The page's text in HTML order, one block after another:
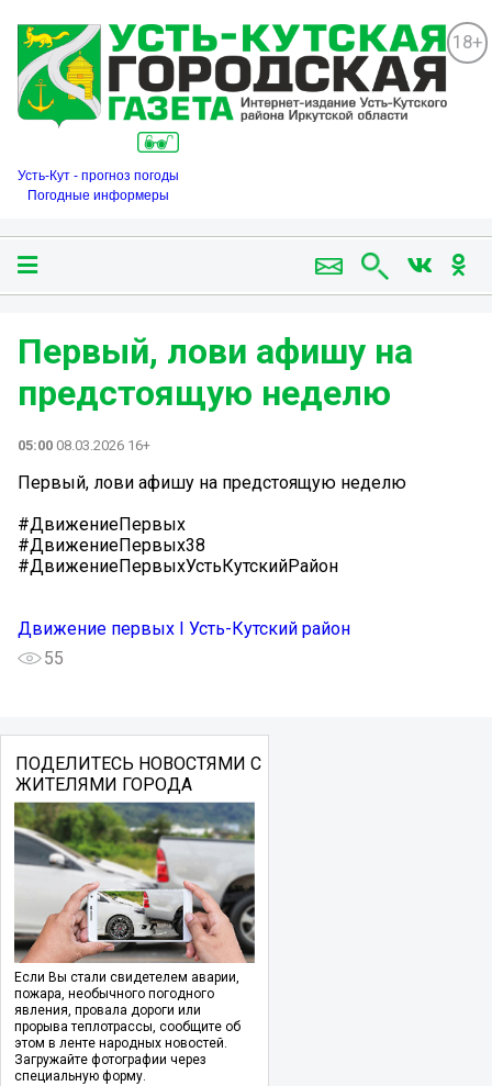
18+
Усть-Кут - прогноз погоды
Погодные информеры
Первый, лови афишу на
предстоящую неделю
05:00 08.03.2026 16+
Первый, лови афишу на предстоящую неделю
#ДвижениеПервых
#ДвижениеПервых38
#ДвижениеПервыхУстьКутскийРайон
Движение первых I Усть-Кутский район
55
ПОДЕЛИТЕСЬ НОВОСТЯМИ С
ЖИТЕЛЯМИ ГОРОДА
Если Вы стали свидетелем аварии,
пожара, необычного погодного
явления, провала дороги или
прорыва теплотрассы, сообщите об
этом в ленте народных новостей.
Загружайте фотографии через
специальную форму.